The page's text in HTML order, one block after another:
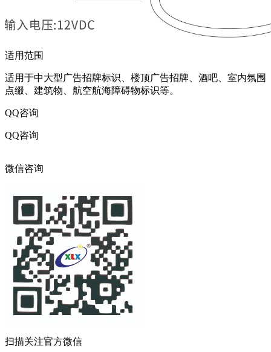
适用范围
适用于中大型广告招牌标识、楼顶广告招牌、酒吧、室内氛围
点缀、建筑物、航空航海障碍物标识等。
QQ咨询
QQ咨询
微信咨询
扫描关注官方微信